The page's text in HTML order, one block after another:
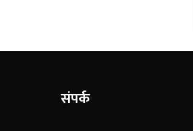
संपर्क